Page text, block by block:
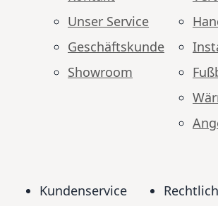
Unser Service
Geschäftskunde
Showroom
Kundenservice